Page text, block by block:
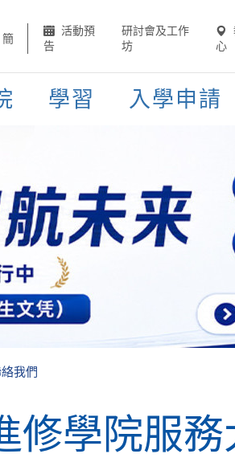
簡
活動預
告
研討會及工作
坊
心
學習 入學申請
我們
修學院服務